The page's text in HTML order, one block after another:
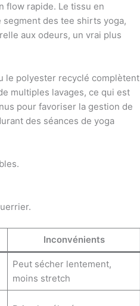
flow rapide. Le tissu en
des tee shirts yoga,
aux odeurs, un vrai plus
le polyester recyclé complètent
multiples lavages, ce qui est
pour favoriser la gestion de
des séances de yoga
Inconvénients
Peut sécher lentement,
moins stretch